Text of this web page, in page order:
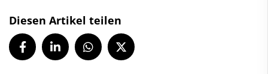
Diesen Artikel teilen